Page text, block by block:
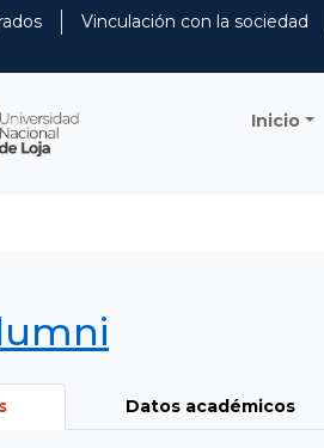
Vinculación con la sociedad
Inicio
Datos académicos